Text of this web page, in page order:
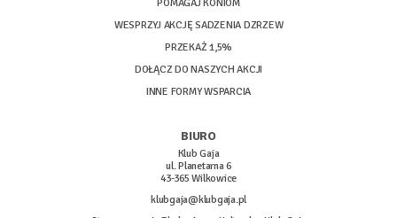
POMAGAJ KONIOM
WESPRZYJ AKCJĘ SADZENIA DZRZEW
PRZEKAŻ 1,5%
DOŁĄCZ DO NASZYCH AKCJI
INNE FORMY WSPARCIA
BIURO
Klub Gaja
ul. Planetarna 6
43-365 Wilkowice
klubgaja@klubgaja.pl